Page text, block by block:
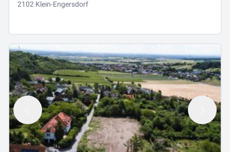
2102 Klein-Engersdorf